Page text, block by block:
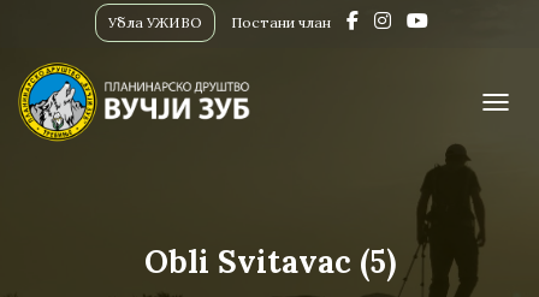
Убла УЖИВО Постани члан
Obli Svitavac (5)